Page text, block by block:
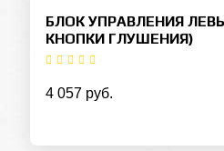
БЛОК УПРАВЛЕНИЯ
КНОПКИ ГЛУШЕНИЯ)
4 057 руб.